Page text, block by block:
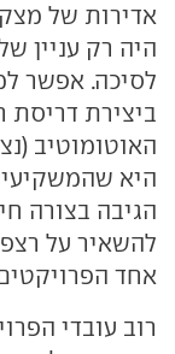
אדירות של
היה רק עניין
לסיכה. אפשר
ביצירת
האוטומוטיב
היא
הגיבה בצורה
להשאיר על
אחד
רוב עובדי